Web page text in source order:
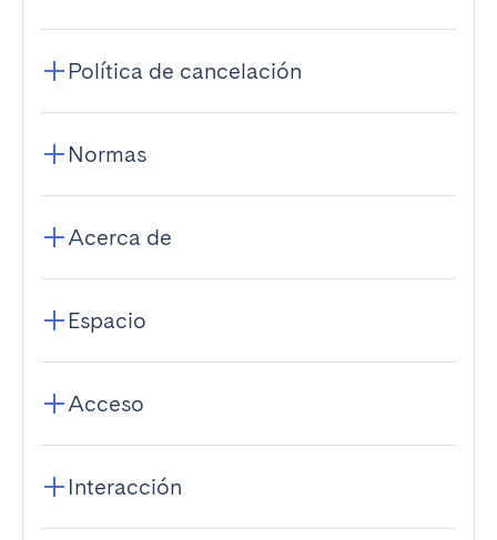
Política de cancelación
Normas
Acerca de
Espacio
Acceso
Interacción